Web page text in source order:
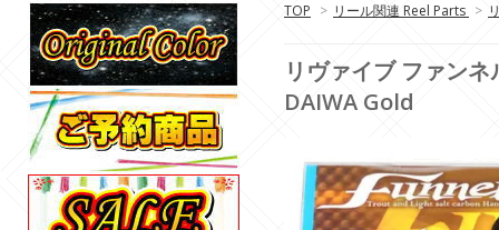
TOP > リール関連 Reel Parts >
リヴァイブ ファン
DAIWA Gold